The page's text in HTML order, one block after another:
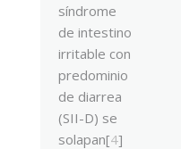
síndrome
de intestino
irritable con
predominio
de diarrea
(SII-D) se
solapan[4]